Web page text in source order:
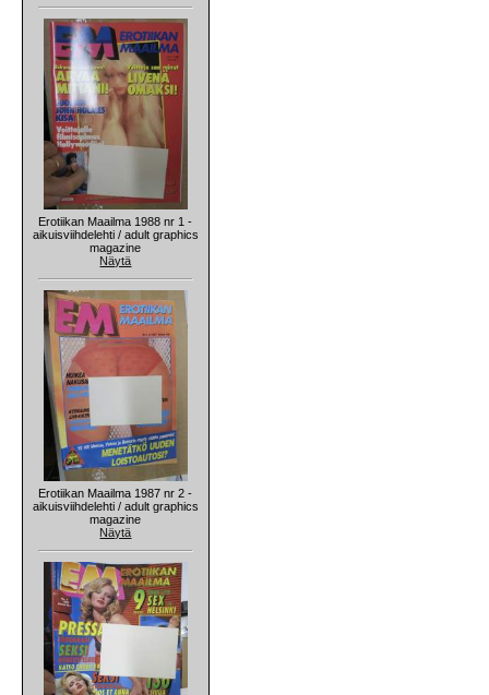
Erotiikan Maailma 1988 nr 1 -
aikuisviihdelehti / adult graphics
magazine
Näytä
Erotiikan Maailma 1987 nr 2 -
aikuisviihdelehti / adult graphics
magazine
Näytä